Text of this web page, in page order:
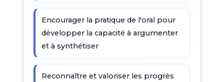
Encourager la pratique de l'oral pour
développer la capacité à argumenter
et à synthétiser
Reconnaître et valoriser les progrès